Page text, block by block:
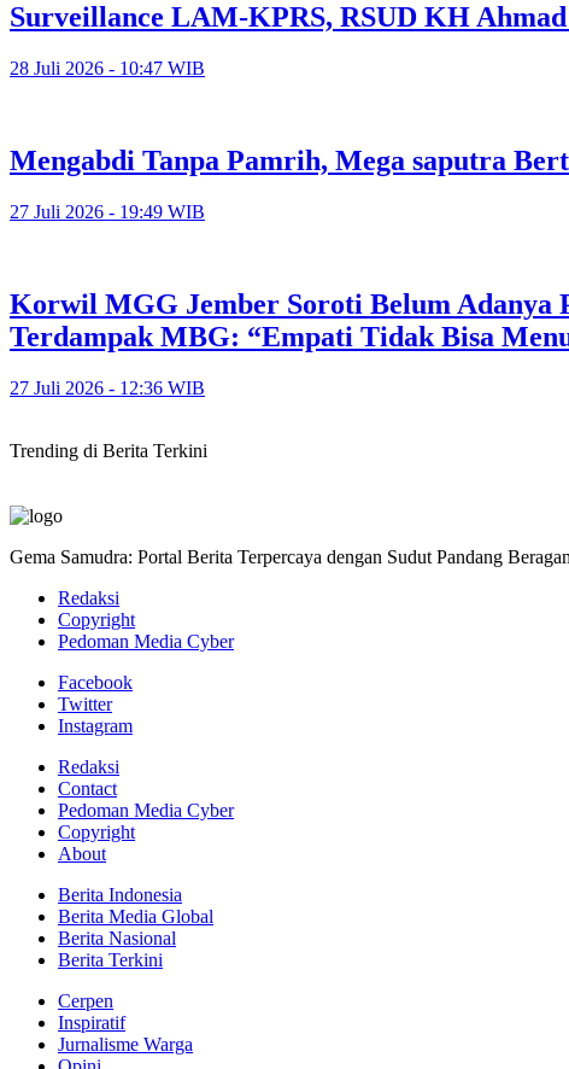
Surveillance LAM-KPRS, RSUD KH
28 Juli 2026 - 10:47 WIB
Mengabdi Tanpa Pamrih, Mega saputra
27 Juli 2026 - 19:49 WIB
Korwil MGG Jember Soroti Belum Adanya
Terdampak MBG: “Empati Tidak Bisa
27 Juli 2026 - 12:36 WIB
Trending di Berita Terkini
Gema Samudra: Portal Berita Terpercaya dengan Sudut Pandang
Redaksi
Copyright
Pedoman Media Cyber
Facebook
Twitter
Instagram
Redaksi
Contact
Pedoman Media Cyber
Copyright
About
Berita Indonesia
Berita Media Global
Berita Nasional
Berita Terkini
Cerpen
Inspiratif
Jurnalisme Warga